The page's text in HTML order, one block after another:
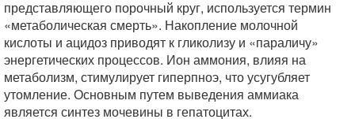
представляющего порочный круг, используется термин
«метаболическая смерть». Накопление молочной
кислоты и ацидоз приводят к гликолизу и «параличу»
энергетических процессов. Ион аммония, влияя на
метаболизм, стимулирует гиперпноэ, что усугубляет
утомление. Основным путем выведения аммиака
является синтез мочевины в гепатоцитах.